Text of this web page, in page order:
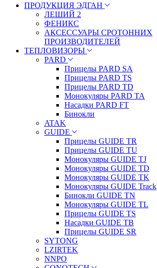
ПРОДУКЦИЯ ЭДГАН
ЛЕШИЙ 2
ФЕНИКС
АКСЕССУАРЫ СРОТОННИХ
ПРОИЗВОДИТЕЛЕЙ
ТЕПЛОВИЗОРЫ
PARD
Прицелы PARD SA
Прицелы PARD TS
Прицелы PARD TD
Монокуляры PARD TA
Насадки PARD FT
Бинокли
ATAK
GUIDE
Прицелы GUIDE TR
Прицелы GUIDE TU
Монокуляры GUIDE TJ
Монокуляры GUIDE TD
Монокуляры GUIDE TK
Монокуляры GUIDE Track
Бинокли GUIDE TN
Монокуляры GUIDE TL
Прицелы GUIDE TS
Насадки GUIDE TB
Прицелы GUIDE SR
SYTONG
LZIRTEK
NNPO